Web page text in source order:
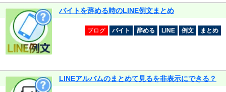
バイトを辞める時のLINE例文まとめ
ブログ バイト 辞める LINE 例文 まとめ
LINEアルバムのまとめて見るを非表示にできる？